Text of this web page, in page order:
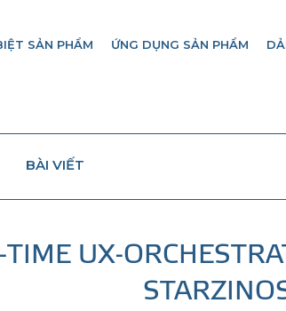
SẢN PHẨM ỨNG DỤNG SẢN PHẨM
BÀI VIẾT
UX-